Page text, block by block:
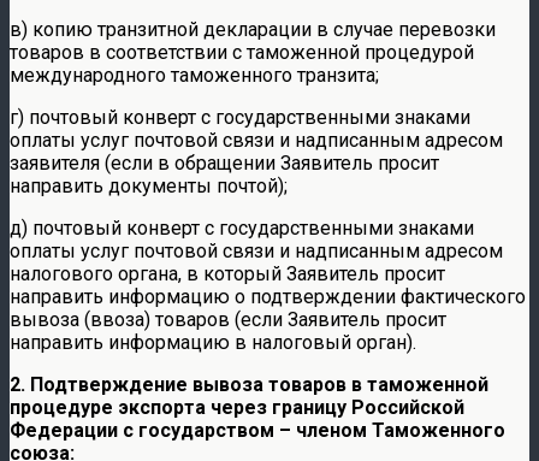
в) копию транзитной декларации в случае перевозки
товаров в соответствии с таможенной процедурой
международного таможенного транзита;
г) почтовый конверт с государственными знаками
оплаты услуг почтовой связи и надписанным адресом
заявителя (если в обращении Заявитель просит
направить документы почтой);
д) почтовый конверт с государственными знаками
оплаты услуг почтовой связи и надписанным адресом
налогового органа, в который Заявитель просит
направить информацию о подтверждении фактического
вывоза (ввоза) товаров (если Заявитель просит
направить информацию в налоговый орган).
2. Подтверждение вывоза товаров в таможенной
процедуре экспорта через границу Российской
Федерации с государством – членом Таможенного
союза: